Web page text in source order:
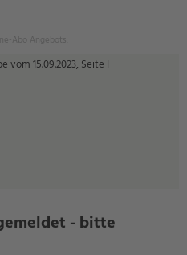
Abo Angebots.
vom 15.09.2023, Seite I
- bitte